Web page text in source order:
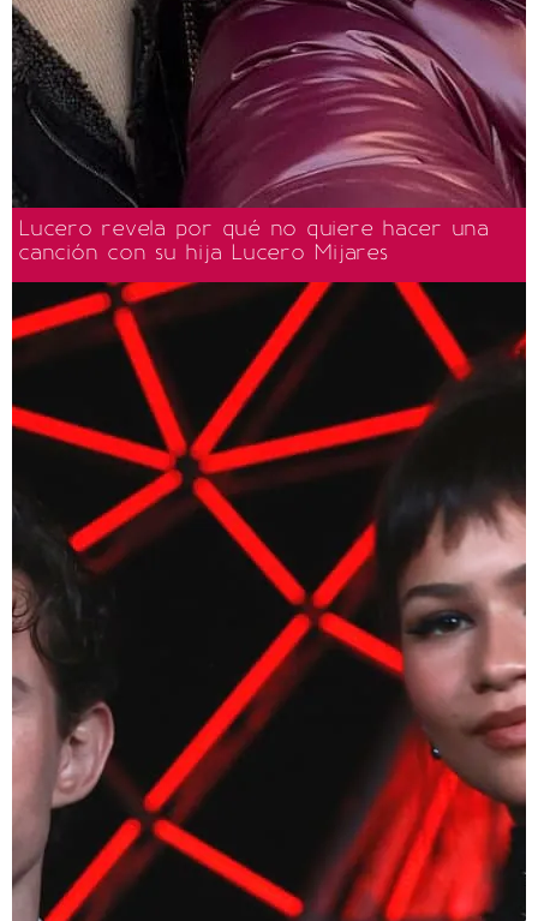
Lucero revela por qué no quiere hacer una
canción con su hija Lucero Mijares